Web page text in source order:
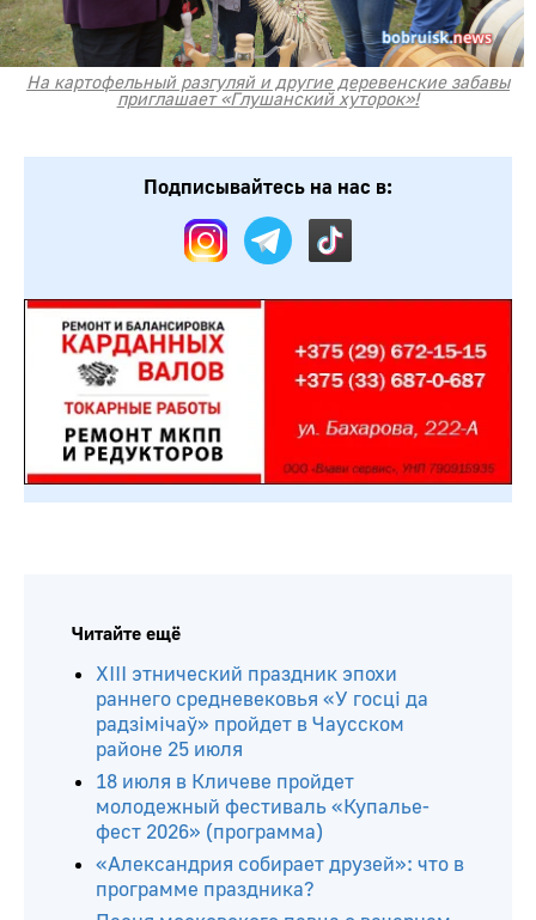
На картофельный разгуляй и другие деревенские забавы
приглашает «Глушанский хуторок»!
Подписывайтесь на нас в:
Читайте ещё
ХIII этнический праздник эпохи
раннего средневековья «У госці да
радзімічаў» пройдет в Чаусском
районе 25 июля
18 июля в Кличеве пройдет
молодежный фестиваль «Купалье-
фест 2026» (программа)
«Александрия собирает друзей»: что в
программе праздника?